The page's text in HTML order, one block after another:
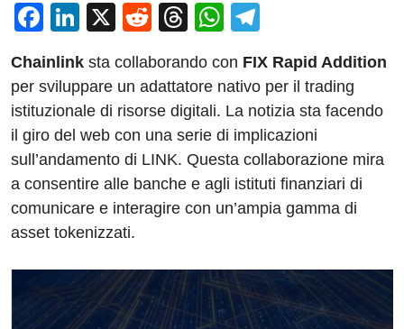
F
c
e
b
o
o
k
Li
k
e
dI
n
X
R
d
di
t
T
e
a
d
s
W
at
s
A
p
p
e
gr
a
m
Chainlink sta collaborando con FIX Rapid Addition
per sviluppare un adattatore nativo per il trading
istituzionale di risorse digitali. La notizia sta facendo
il giro del web con una serie di implicazioni
sull’andamento di LINK. Questa collaborazione mira
a consentire alle banche e agli istituti finanziari di
comunicare e interagire con un’ampia gamma di
asset tokenizzati.